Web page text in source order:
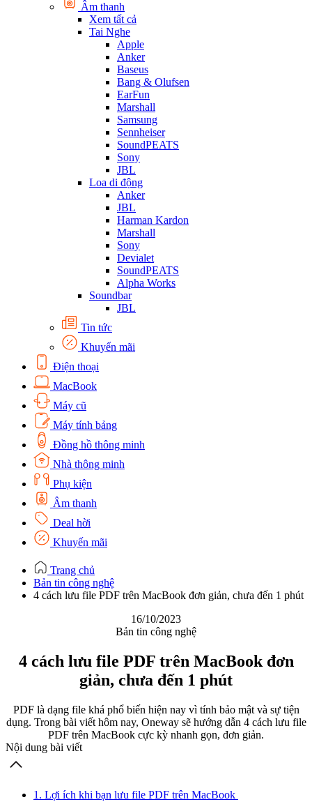
Âm thanh
Xem tất cả
Tai Nghe
Apple
Anker
Baseus
Bang & Olufsen
EarFun
Marshall
Samsung
Sennheiser
SoundPEATS
Sony
JBL
Loa di động
Anker
JBL
Harman Kardon
Marshall
Sony
Devialet
SoundPEATS
Alpha Works
Soundbar
JBL
Tin tức
Khuyến mãi
Điện thoại
MacBook
Máy cũ
Máy tính bảng
Đồng hồ thông minh
Nhà thông minh
Phụ kiện
Âm thanh
Deal hời
Khuyến mãi
Trang chủ
Bản tin công nghệ
4 cách lưu file PDF trên MacBook đơn giản, chưa đến 1 phút
16/10/2023
Bản tin công nghệ
4 cách lưu file PDF trên MacBook đơn
giản, chưa đến 1 phút
PDF là dạng file khá phổ biến hiện nay vì tính bảo mật và sự tiện
dụng. Trong bài viết hôm nay, Oneway sẽ hướng dẫn 4 cách lưu file
PDF trên MacBook cực kỳ nhanh gọn, đơn giản.
Nội dung bài viết
1. Lợi ích khi bạn lưu file PDF trên MacBook